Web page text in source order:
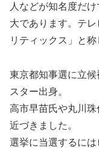
人などが知名度だ
大であります。テ
リティックス」と称
東京都知事選に立
スター出身。
高市早苗氏や丸川
近づきました。
選挙に当選するに